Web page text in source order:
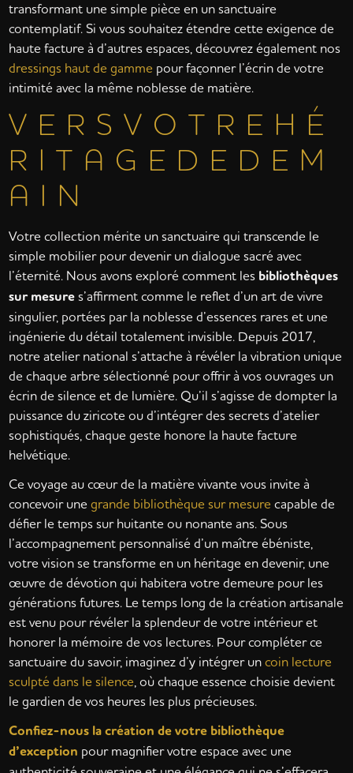
transformant une simple pièce en un sanctuaire
contemplatif. Si vous souhaitez étendre cette exigence de
haute facture à d’autres espaces, découvrez également nos
dressings haut de gamme pour façonner l’écrin de votre
intimité avec la même noblesse de matière.
V E R S V O T R E H É
R I T A G E D E D E M
A I N
Votre collection mérite un sanctuaire qui transcende le
simple mobilier pour devenir un dialogue sacré avec
l’éternité. Nous avons exploré comment les bibliothèques
sur mesures’affirment comme le reflet d’un art de vivre
singulier, portées par la noblesse d’essences rares et une
ingénierie du détail totalement invisible. Depuis 2017,
notre atelier national s’attache à révéler la vibration unique
de chaque arbre sélectionné pour offrir à vos ouvrages un
écrin de silence et de lumière. Qu’il s’agisse de dompter la
puissance du ziricote ou d’intégrer des secrets d’atelier
sophistiqués, chaque geste honore la haute facture
helvétique.
Ce voyage au cœur de la matière vivante vous invite à
concevoir unegrande bibliothèque sur mesure capable de
défier le temps sur huitante ou nonante ans. Sous
l’accompagnement personnalisé d’un maître ébéniste,
votre vision se transforme en un héritage en devenir, une
œuvre de dévotion qui habitera votre demeure pour les
générations futures. Le temps long de la création artisanale
est venu pour révéler la splendeur de votre intérieur et
honorer la mémoire de vos lectures. Pour compléter ce
sanctuaire du savoir, imaginez d’y intégrer uncoin lecture
sculpté dans le silence, où chaque essence choisie devient
le gardien de vos heures les plus précieuses.
Confiez-nous la création de votre bibliothèque
d’exception pour magnifier votre espace avec une